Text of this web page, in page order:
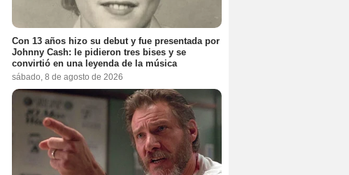
Con 13 años hizo su debut y fue presentada por
Johnny Cash: le pidieron tres bises y se
convirtió en una leyenda de la música
sábado, 8 de agosto de 2026